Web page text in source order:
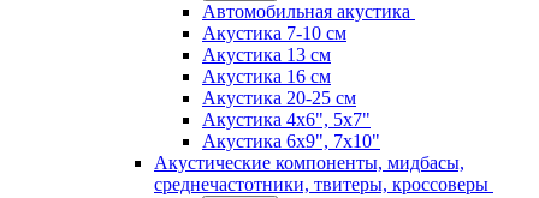
Автомобильная акустика
Акустика 7-10 см
Акустика 13 см
Акустика 16 см
Акустика 20-25 см
Акустика 4х6", 5х7"
Акустика 6х9", 7х10"
Акустические компоненты, мидбасы,
среднечастотники, твитеры, кроссоверы